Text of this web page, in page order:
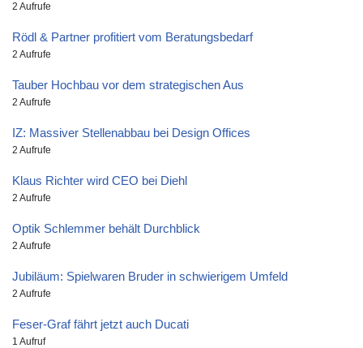
2 Aufrufe
Rödl & Partner profitiert vom Beratungsbedarf
2 Aufrufe
Tauber Hochbau vor dem strategischen Aus
2 Aufrufe
IZ: Massiver Stellenabbau bei Design Offices
2 Aufrufe
Klaus Richter wird CEO bei Diehl
2 Aufrufe
Optik Schlemmer behält Durchblick
2 Aufrufe
Jubiläum: Spielwaren Bruder in schwierigem Umfeld
2 Aufrufe
Feser-Graf fährt jetzt auch Ducati
1 Aufruf